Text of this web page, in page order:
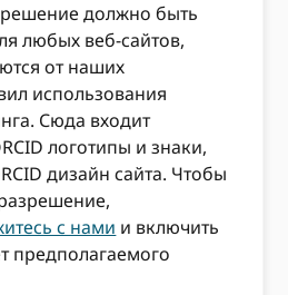
должно быть
любых веб-сайтов,
от наших
использования
Сюда входит
логотипы и знаки,
дизайн сайта. Чтобы
с нами и включить
предполагаемого